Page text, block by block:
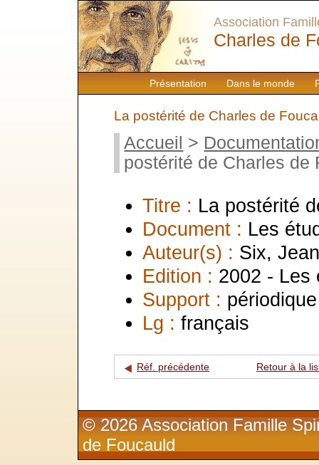
Présentation Dans le monde
Association
Charles de
La postérité de Charles de
Accueil >
postérité de Charles de
Titre : La postérité
Document : Les
Auteur(s) : Six,
Edition : 2002 - Les
Support : périodique
Lg : français
Réf. précédente Retour à la
© 2026 Association Famille
de Foucauld